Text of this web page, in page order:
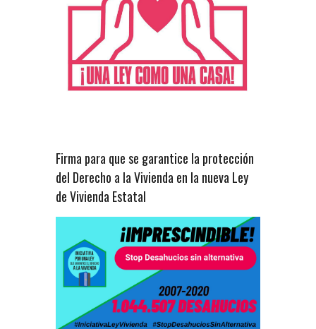
Firma para que se garantice la protección
del Derecho a la Vivienda en la nueva Ley
de Vivienda Estatal